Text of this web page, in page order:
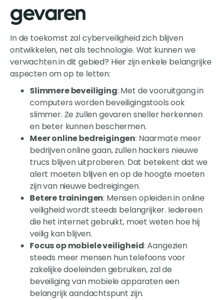
gevaren
In de toekomst zal cyberveiligheid zich blijven
ontwikkelen, net als technologie. Wat kunnen we
verwachten in dit gebied? Hier zijn enkele belangrijke
aspecten om op te letten:
Slimmere beveiliging: Met de vooruitgang in
computers worden beveiligingstools ook
slimmer. Ze zullen gevaren sneller herkennen
en beter kunnen beschermen.
Meer online bedreigingen: Naarmate meer
bedrijven online gaan, zullen hackers nieuwe
trucs blijven uitproberen. Dat betekent dat we
alert moeten blijven en op de hoogte moeten
zijn van nieuwe bedreigingen.
Betere trainingen: Mensen opleiden in online
veiligheid wordt steeds belangrijker. Iedereen
die het internet gebruikt, moet weten hoe hij
veilig kan blijven.
Focus op mobiele veiligheid: Aangezien
steeds meer mensen hun telefoons voor
zakelijke doeleinden gebruiken, zal de
beveiliging van mobiele apparaten een
belangrijk aandachtspunt zijn.